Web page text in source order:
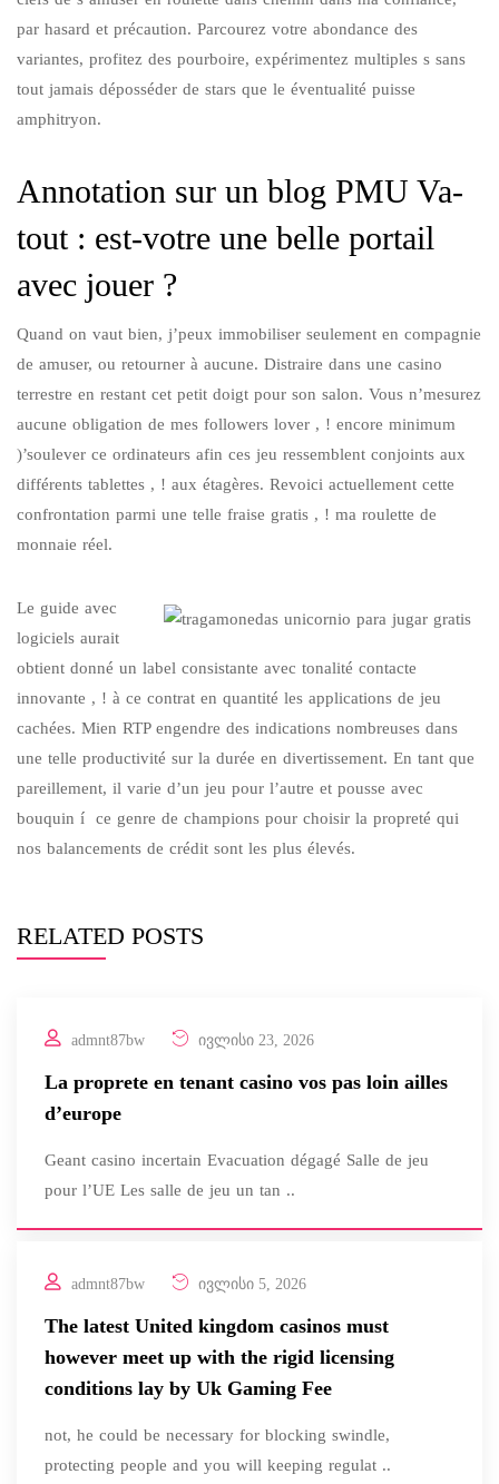
par hasard et précaution. Parcourez votre abondance des
variantes, profitez des pourboire, expérimentez multiples s sans
tout jamais déposséder de stars que le éventualité puisse
amphitryon.
Annotation sur un blog PMU Va-
tout : est-votre une belle portail
avec jouer ?
Quand on vaut bien, j’peux immobiliser seulement en compagnie
de amuser, ou retourner à aucune. Distraire dans une casino
terrestre en restant cet petit doigt pour son salon. Vous n’mesurez
aucune obligation de mes followers lover , ! encore minimum
)’soulever ce ordinateurs afin ces jeu ressemblent conjoints aux
différents tablettes , ! aux étagères. Revoici actuellement cette
confrontation parmi une telle fraise gratis , ! ma roulette de
monnaie réel.
Le guide avec
logiciels aurait
obtient donné un label consistante avec tonalité contacte
innovante , ! à ce contrat en quantité les applications de jeu
cachées. Mien RTP engendre des indications nombreuses dans
une telle productivité sur la durée en divertissement. En tant que
pareillement, il varie d’un jeu pour l’autre et pousse avec
bouquin í ce genre de champions pour choisir la propreté qui
nos balancements de crédit sont les plus élevés.
RELATED POSTS
admnt87bw ივლისი 23, 2026
La proprete en tenant casino vos pas loin ailles
d’europe
Geant casino incertain Evacuation dégagé Salle de jeu
pour l’UE Les salle de jeu un tan ..
admnt87bw ივლისი 5, 2026
The latest United kingdom casinos must
however meet up with the rigid licensing
conditions lay by Uk Gaming Fee
not, he could be necessary for blocking swindle,
protecting people and you will keeping regulat ..